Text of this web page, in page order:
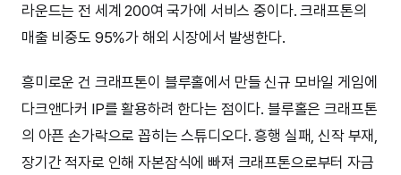
라운드는 전 세계 200여 국가에 서비스 중이다. 크래프톤의
매출 비중도 95%가 해외 시장에서 발생한다.
흥미로운 건 크래프톤이 블루홀에서 만들 신규 모바일 게임에
다크앤다커 IP를 활용하려 한다는 점이다. 블루홀은 크래프톤
의 아픈 손가락으로 꼽히는 스튜디오다. 흥행 실패, 신작 부재,
장기간 적자로 인해 자본잠식에 빠져 크래프톤으로부터 자금